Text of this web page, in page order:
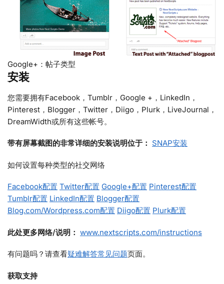
Google+：帖子类型
安装
您需要拥有Facebook，Tumblr，Google +，LinkedIn，
Pinterest，Blogger，Twitter，Diigo，Plurk，LiveJournal，
DreamWidth或所有这些帐号。
带有屏幕截图的非常详细的安装说明位于： SNAP安装
如何设置每种类型的社交网络
Facebook配置 Twitter配置 Google+配置 Pinterest配置
Tumblr配置 LinkedIn配置 Blogger配置
Blog.com/Wordpress.com配置 Diigo配置 Plurk配置
此处更多网络/说明： www.nextscripts.com/instructions
有问题吗？请查看疑难解答常见问题页面。
获取支持